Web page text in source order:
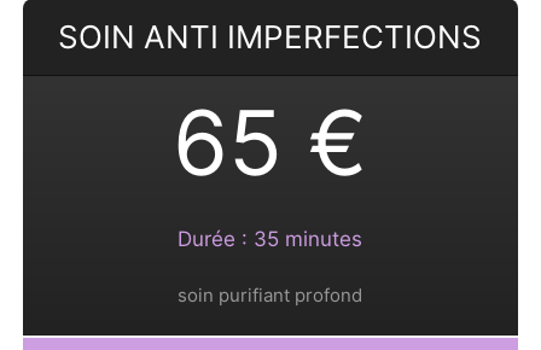
SOIN ANTI IMPERFECTIONS
65 €
Durée : 35 minutes
soin purifiant profond